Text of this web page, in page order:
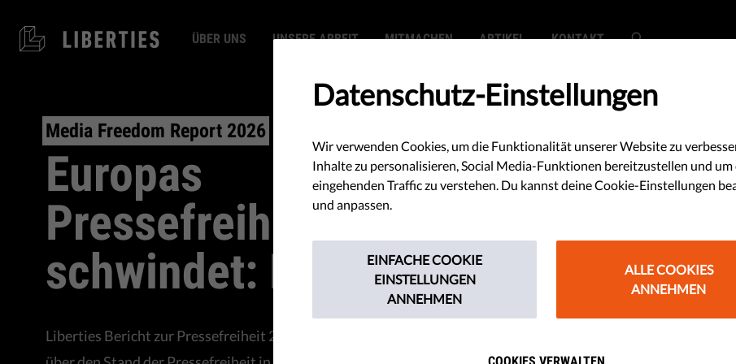
ÜBER UNS UNSERE ARBEIT MITMACHEN ARTIKEL KONTAKT
Media Freedom Report 2026
Europas
Pressefreiheit
schwindet: Bericht
Liberties Bericht zur Pressefreiheit 2026 gibt einen Überblick
Datenschutz-Einstellungen
Wir verwenden Cookies, um die Funktionalität unserer Website zu
Inhalte zu personalisieren, Social Media-Funktionen bereitzustellen und um
eingehenden Traffic zu verstehen. Du kannst deine Cookie-Einstellungen
und anpassen.
EINFACHE COOKIE
EINSTELLUNGEN
ANNEHMEN
ALLE COOKIES
ANNEHMEN